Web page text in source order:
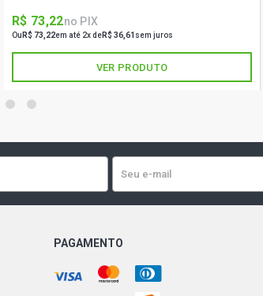
R$ 73,22no PIX
Ou R$ 73,22em até 2x deR$ 36,61 sem juros
VER PRODUTO
3 4
PAGAMENTO